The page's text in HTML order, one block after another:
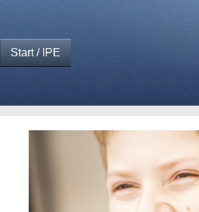
Start / IPE